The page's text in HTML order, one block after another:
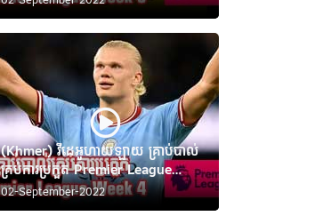
(Khmer) វីដេអូហាយឡាយ គ្រាប់បាល់
គ្រប់ការប្រកួត Premier League
Week 4
02-September-2022